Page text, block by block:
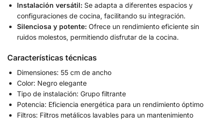
Instalación versátil: Se adapta a diferentes espacios y
configuraciones de cocina, facilitando su integración.
Silenciosa y potente: Ofrece un rendimiento eficiente sin
ruidos molestos, permitiendo disfrutar de la cocina.
Características técnicas
Dimensiones: 55 cm de ancho
Color: Negro elegante
Tipo de instalación: Grupo filtrante
Potencia: Eficiencia energética para un rendimiento óptimo
Filtros: Filtros metálicos lavables para un mantenimiento